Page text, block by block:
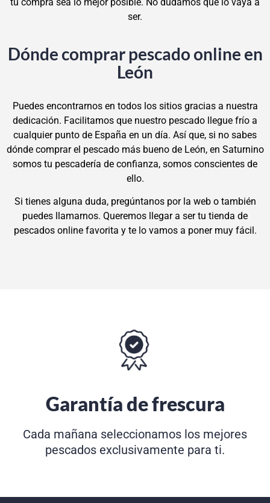
ser.
Dónde comprar pescado online en
León
Puedes encontrarnos en todos los sitios gracias a nuestra
dedicación. Facilitamos que nuestro pescado llegue frío a
cualquier punto de España en un día. Así que, si no sabes
dónde comprar el pescado más bueno de León, en Saturnino
somos tu pescadería de confianza, somos conscientes de
ello.
Si tienes alguna duda, pregúntanos por la web o también
puedes llamarnos. Queremos llegar a ser tu tienda de
pescados online favorita y te lo vamos a poner muy fácil.
Garantía de frescura
Cada mañana seleccionamos los mejores
pescados exclusivamente para ti.